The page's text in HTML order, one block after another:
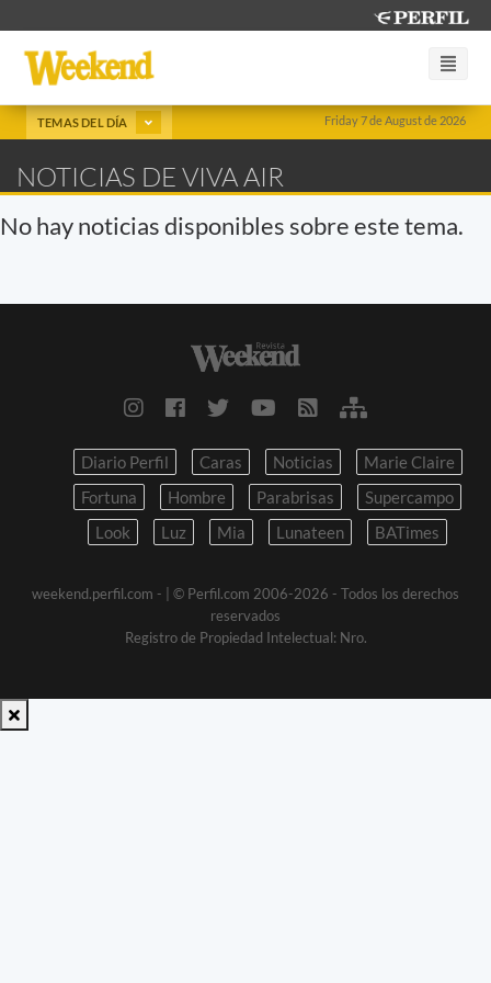
Friday 7 de August de 2026
TEMAS DEL DÍA
NOTICIAS DE VIVA AIR
No hay noticias disponibles sobre este tema.
Diario Perfil Caras Noticias
Marie Claire
Fortuna
Hombre Parabrisas
Supercampo
Look
Luz Mia Lunateen BATimes
weekend.perfil.com -
| © Perfil.com 2006-2026 - Todos los derechos
reservados
Registro de Propiedad Intelectual: Nro.